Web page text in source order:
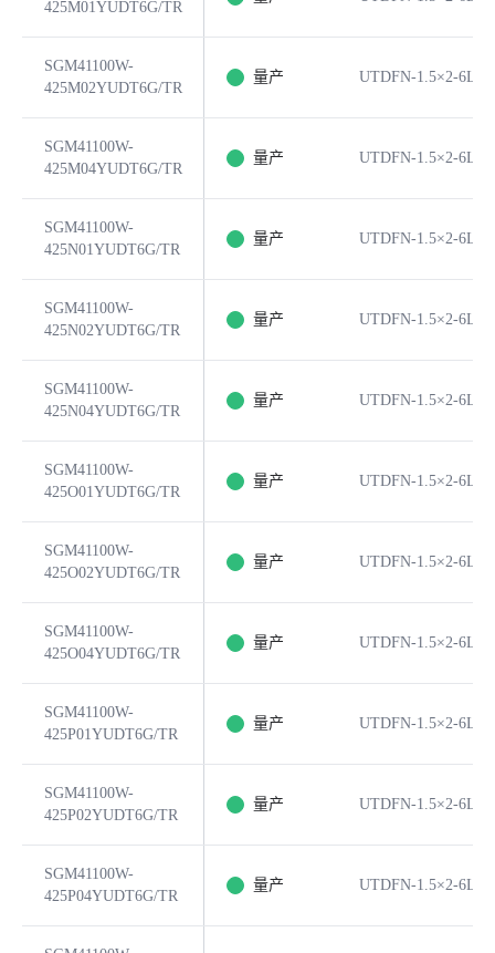
425M01YUDT6G/TR
SGM41100W-
425M02YUDT6G/TR
量产 UTDFN-1.5×2-6L
SGM41100W-
425M04YUDT6G/TR
量产 UTDFN-1.5×2-6L
SGM41100W-
425N01YUDT6G/TR
量产 UTDFN-1.5×2-6L
SGM41100W-
425N02YUDT6G/TR
量产 UTDFN-1.5×2-6L
SGM41100W-
425N04YUDT6G/TR
量产 UTDFN-1.5×2-6L
SGM41100W-
425O01YUDT6G/TR
量产 UTDFN-1.5×2-6L
SGM41100W-
425O02YUDT6G/TR
量产 UTDFN-1.5×2-6L
SGM41100W-
425O04YUDT6G/TR
量产 UTDFN-1.5×2-6L
SGM41100W-
425P01YUDT6G/TR
量产 UTDFN-1.5×2-6L
SGM41100W-
425P02YUDT6G/TR
量产 UTDFN-1.5×2-6L
SGM41100W-
425P04YUDT6G/TR
量产 UTDFN-1.5×2-6L